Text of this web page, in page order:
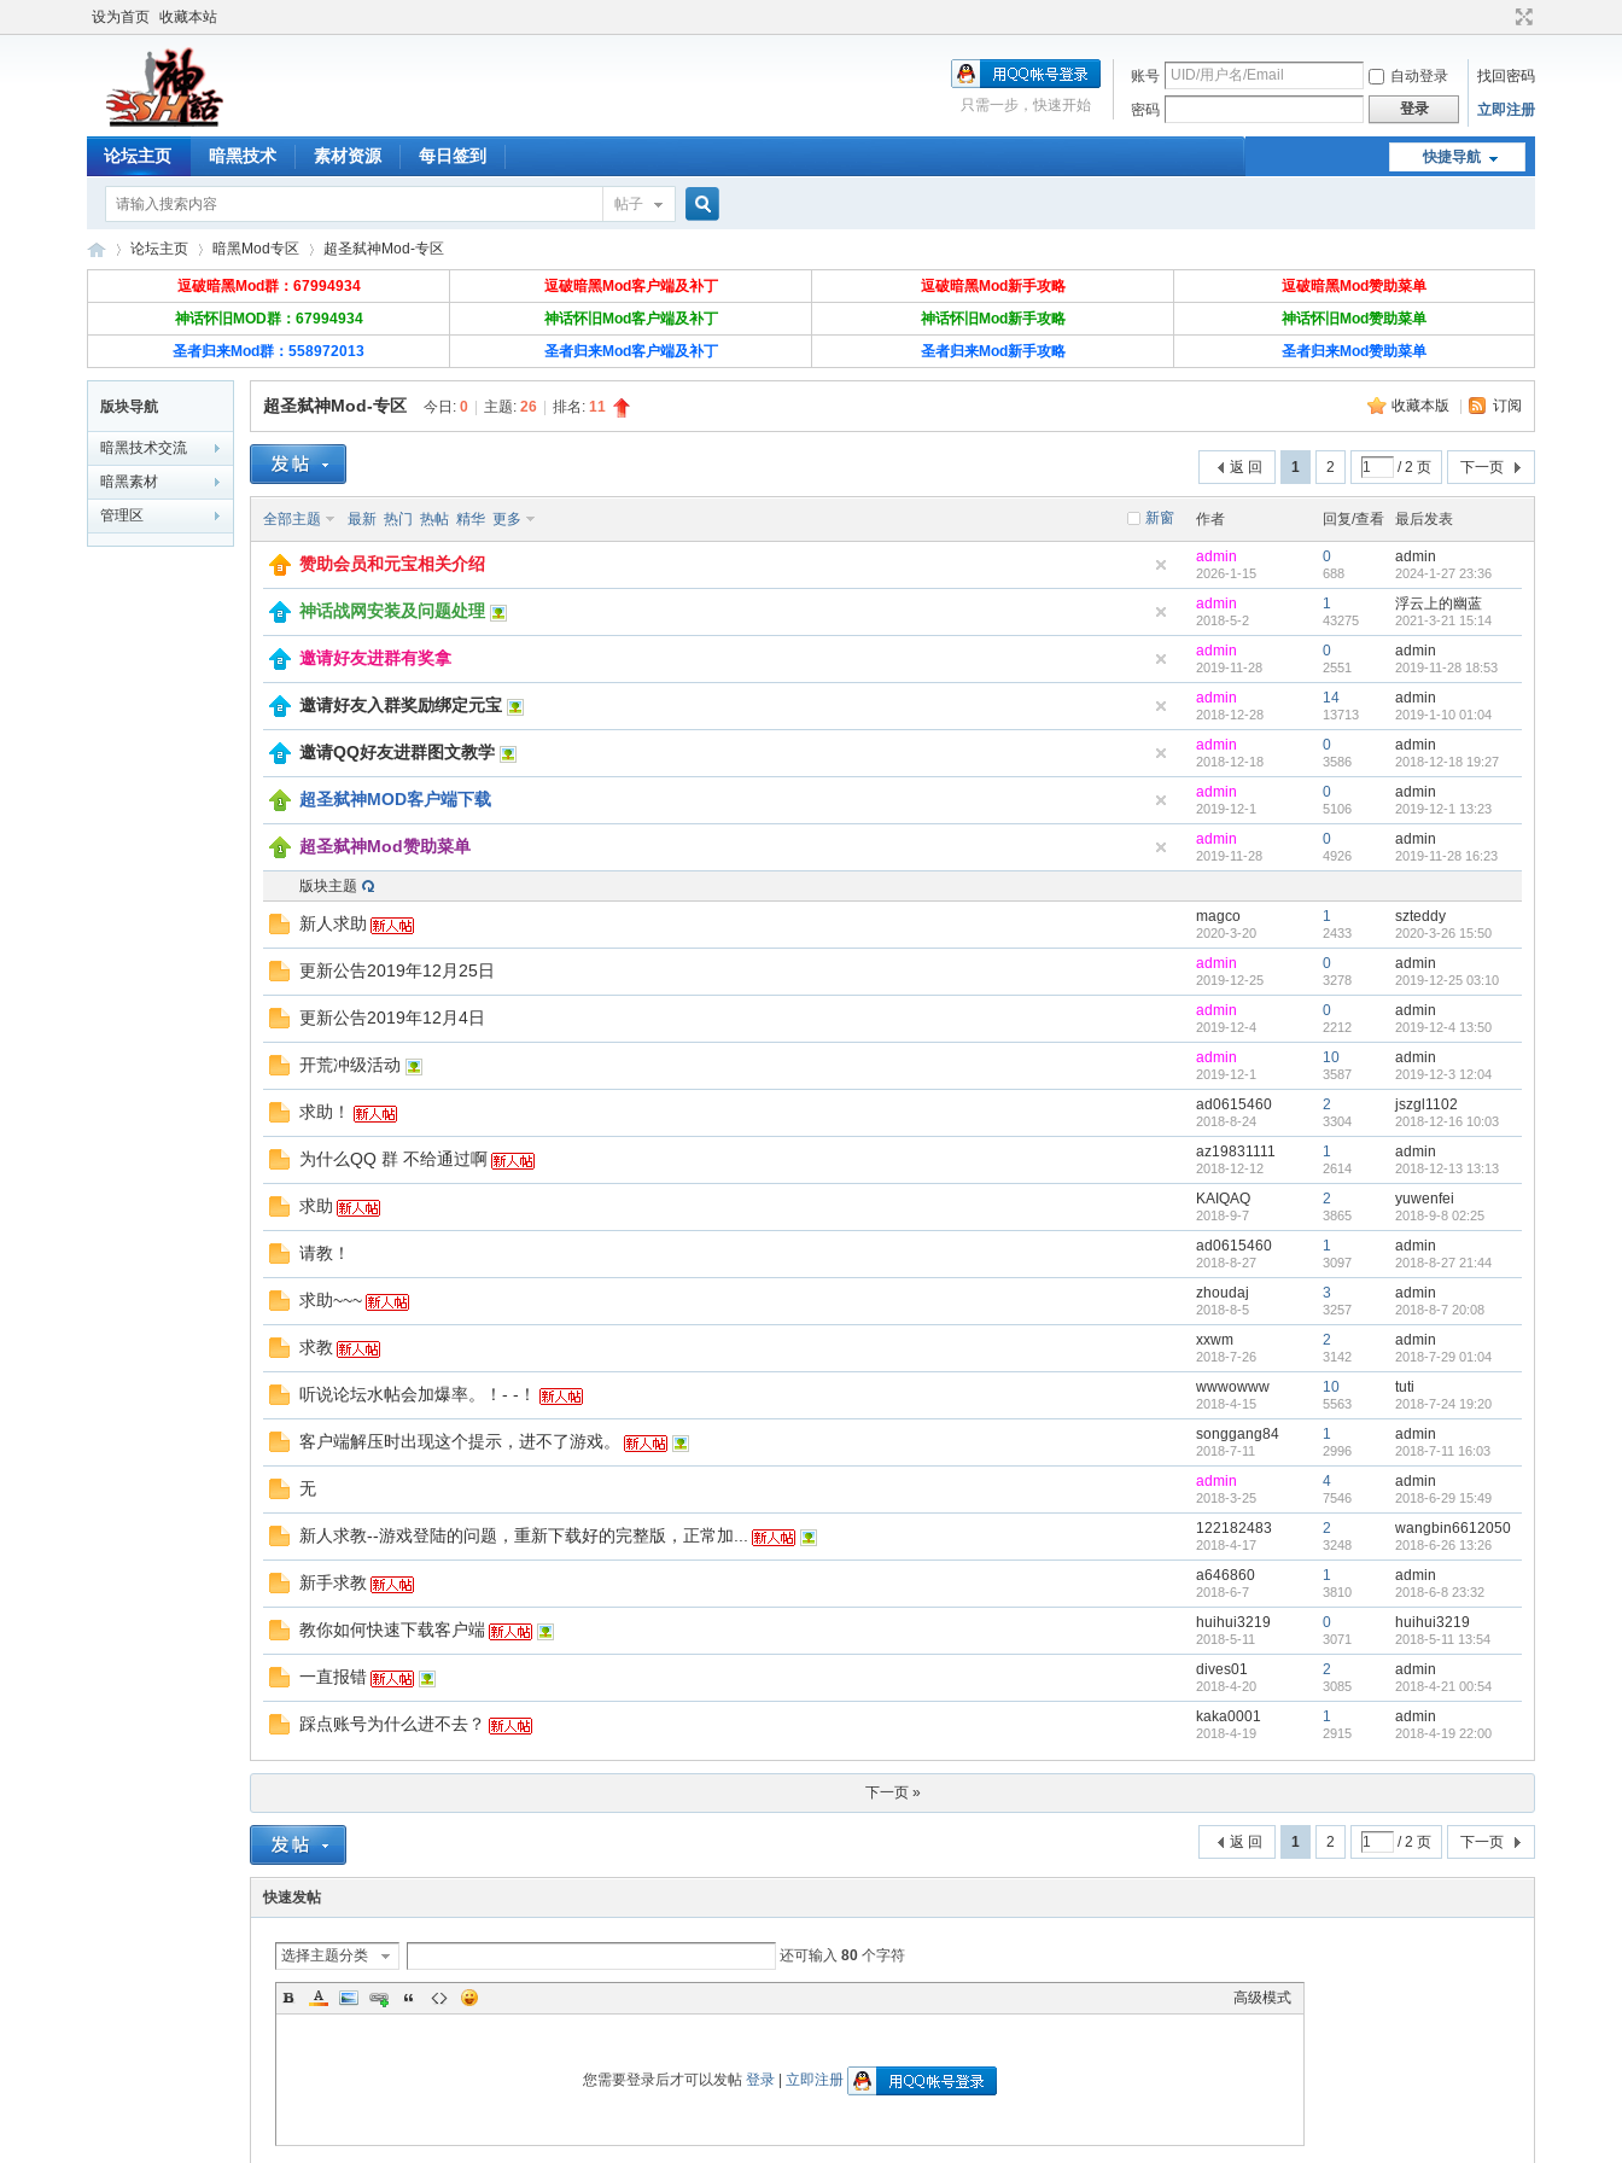
设为首页 收藏本站
账号 自动登录
找回密码
密码
登录 立即注册
只需一步，快速开始
快捷导航
论坛主页 暗黑技术 素材资源 每日签到
帖子
索
论坛主页
›
暗黑Mod专区
›
超圣弑神Mod-专区
逗破暗黑Mod群： 67994934 逗破暗黑Mod客户端及补丁 逗破暗黑Mod新手攻略 逗破暗黑Mod赞助菜单
神话怀旧MOD群：67994934
神话怀旧Mod客户端及补丁 神话怀旧Mod新手攻略
神话怀旧Mod赞助菜单
圣者归来Mod群： 558972013 圣者归来Mod客户端及补丁 圣者归来Mod新手攻略 圣者归来Mod赞助菜单
版块导航
暗黑技术交流
暗黑素材
管理区
收藏本版 订阅
超圣弑神Mod-专区 今日: 0 主题: 26 排名: 11
1 2 / 2 页 下一页
返 回
新窗
全部主题 最新 热门 热帖 精华 更多 作者 回复/查看 最后发表
赞助会员和元宝相关介绍 admin
2026-1-15
0
688
admin
2024-1-27 23:36
神话战网安装及问题处理 admin
2018-5-2
1
43275
浮云上的幽蓝
2021-3-21 15:14
邀请好友进群有奖拿 admin
2019-11-28
0
2551
admin
2019-11-28 18:53
邀请好友入群奖励绑定元宝 admin
2018-12-28
14
13713
admin
2019-1-10 01:04
邀请QQ好友进群图文教学 admin
2018-12-18
0
3586
admin
2018-12-18 19:27
超圣弑神MOD客户端下载 admin
2019-12-1
0
5106
admin
2019-12-1 13:23
超圣弑神Mod赞助菜单 admin
2019-11-28
0
4926
admin
2019-11-28 16:23
版块主题
新人求助 magco
2020-3-20
1
2433
szteddy
2020-3-26 15:50
更新公告2019年12月25日 admin
2019-12-25
0
3278
admin
2019-12-25 03:10
更新公告2019年12月4日 admin
2019-12-4
0
2212
admin
2019-12-4 13:50
开荒冲级活动 admin
2019-12-1
10
3587
admin
2019-12-3 12:04
求助！ ad0615460
2018-8-24
2
3304
jszgl1102
2018-12-16 10:03
为什么QQ 群 不给通过啊 az19831111
2018-12-12
1
2614
admin
2018-12-13 13:13
求助 KAIQAQ
2018-9-7
2
3865
yuwenfei
2018-9-8 02:25
请教！ ad0615460
2018-8-27
1
3097
admin
2018-8-27 21:44
求助~~~ zhoudaj
2018-8-5
3
3257
admin
2018-8-7 20:08
求教 xxwm
2018-7-26
2
3142
admin
2018-7-29 01:04
听说论坛水帖会加爆率。！- -！ wwwowww
2018-4-15
10
5563
tuti
2018-7-24 19:20
客户端解压时出现这个提示，进不了游戏。 songgang84
2018-7-11
1
2996
admin
2018-7-11 16:03
无 admin
2018-3-25
4
7546
admin
2018-6-29 15:49
新人求教--游戏登陆的问题，重新下载好的完整版，正常加... 122182483
2018-4-17
2
3248
wangbin6612050
2018-6-26 13:26
新手求教 a646860
2018-6-7
1
3810
admin
2018-6-8 23:32
教你如何快速下载客户端 huihui3219
2018-5-11
0
3071
huihui3219
2018-5-11 13:54
一直报错 dives01
2018-4-20
2
3085
admin
2018-4-21 00:54
踩点账号为什么进不去？ kaka0001
2018-4-19
1
2915
admin
2018-4-19 22:00
下一页 »
1 2 / 2 页 下一页
返 回
快速发帖
选择主题分类 还可输入 80 个字符
高级模式
您需要登录后才可以发帖 登录 立即注册